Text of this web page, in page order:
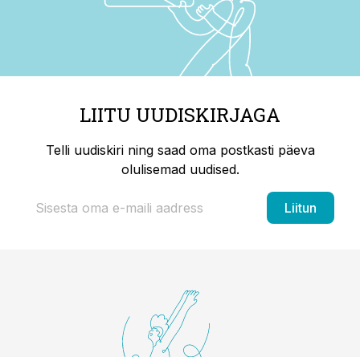
LIITU UUDISKIRJAGA
Telli uudiskiri ning saad oma postkasti päeva
olulisemad uudised.
Liitun